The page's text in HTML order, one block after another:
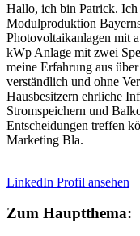
Hallo, ich bin Patrick. Ich
Modulproduktion
Photovoltaikanlagen mit
kWp Anlage mit zwei
meine Erfahrung aus
verständlich und ohne
Hausbesitzern ehrliche
Stromspeichern und
Entscheidungen treffen
Marketing Bla.
LinkedIn Profil ansehen
Zum Hauptthema: